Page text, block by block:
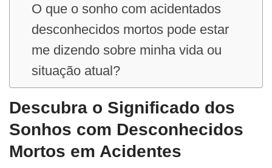
O que o sonho com acidentados
desconhecidos mortos pode estar
me dizendo sobre minha vida ou
situação atual?
Descubra o Significado dos
Sonhos com Desconhecidos
Mortos em Acidentes